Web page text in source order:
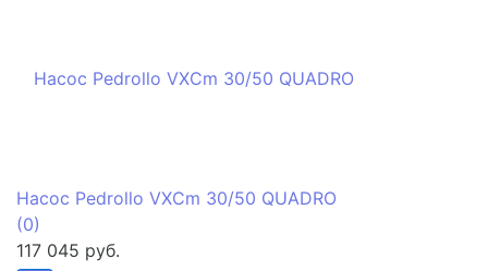
Насос Pedrollo VXCm 30/50 QUADRO
(0)
117 045 руб.